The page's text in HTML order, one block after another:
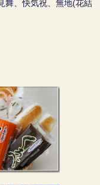
、快気祝、無地(花結